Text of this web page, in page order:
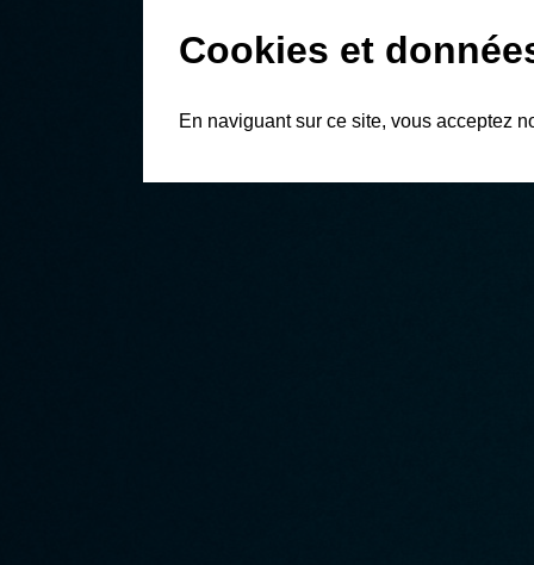
Cookies et
En naviguant sur ce site, vous acceptez